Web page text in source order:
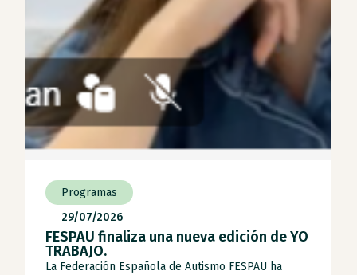
Programas
29/07/2026
FESPAU finaliza una nueva edición de YO
TRABAJO.
La Federación Española de Autismo FESPAU ha